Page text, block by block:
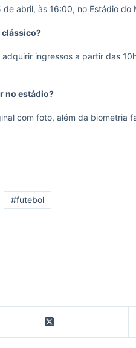
abril, às 16:00, no Estádio do
clássico?
ingressos a partir das
no estádio?
com foto, além da biometria
#futebol